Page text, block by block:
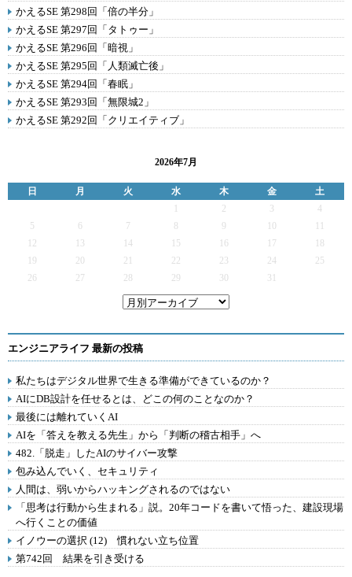
かえるSE 第298回「倍の半分」
かえるSE 第297回「タトゥー」
かえるSE 第296回「暗視」
かえるSE 第295回「人類滅亡後」
かえるSE 第294回「春眠」
かえるSE 第293回「無限城2」
かえるSE 第292回「クリエイティブ」
2026年7月
日 月 火 水 木 金
土
1
2 3
4
5
6 7 8 9 10
11
12
13 14 15 16 17
18
19
20 21 22 23 24
25
26
27 28 29 30 31
エンジニアライフ 最新の投稿
私たちはデジタル世界で生きる準備ができているのか？
AIにDB設計を任せるとは、どこの何のことなのか？
最後には離れていくAI
AIを「答えを教える先生」から「判断の稽古相手」へ
482.「脱走」したAIのサイバー攻撃
包み込んでいく、セキュリティ
人間は、弱いからハッキングされるのではない
「思考は行動から生まれる」説。20年コードを書いて悟った、建設現場
へ行くことの価値
イノウーの選択 (12) 慣れない立ち位置
第742回 結果を引き受ける